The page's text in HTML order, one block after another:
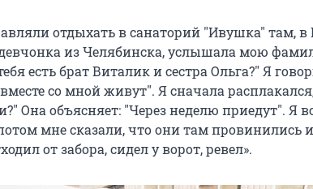
отдыхать в санаторий "Ивушка" там, в
из Челябинска, услышала мою
есть брат Виталик и сестра Ольга?" Я
со мной живут". Я сначала
" Она объясняет: "Через неделю приедут". Я
мне сказали, что они там провинились
от забора, сидел у ворот, ревел».